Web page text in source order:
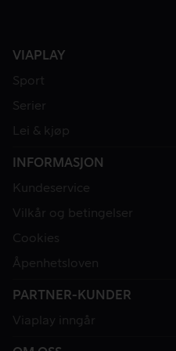
VIAPLAY
Sport
Serier
Lei & kjøp
INFORMASJON
Kundeservice
Vilkår og betingelser
Cookies
Åpenhetsloven
PARTNER-KUNDER
Viaplay inngår